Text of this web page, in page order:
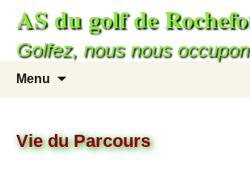
AS du golf de
Golfez, nous nous
Menu
Vie du Parcours